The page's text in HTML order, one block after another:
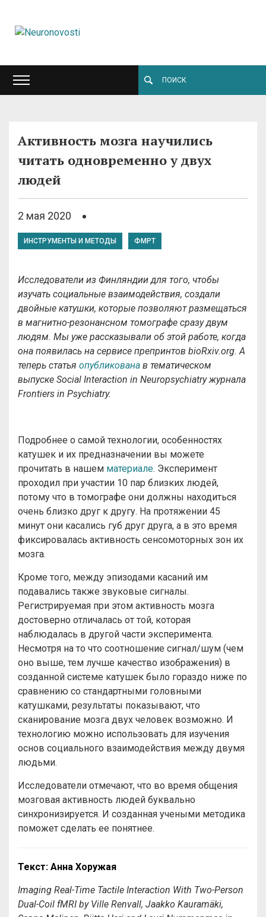
Активность мозга научились
читать одновременно у двух
людей
2 мая 2020
ИНСТРУМЕНТЫ И МЕТОДЫ ФМРТ
Исследователи из Финляндии для того, чтобы
изучать социальные взаимодействия, создали
двойные катушки, которые позволяют размещаться
в магнитно-резонансном томографе сразу двум
людям. Мы уже рассказывали об этой работе, когда
она появилась на сервисе препринтов bioRxiv.org. А
теперь статья опубликована в тематическом
выпуске Social Interaction in Neuropsychiatry журнала
Frontiers in Psychiatry.
Подробнее о самой технологии, особенностях
катушек и их предназначении вы можете
прочитать в нашем материале. Эксперимент
проходил при участии 10 пар близких людей,
потому что в томографе они должны находиться
очень близко друг к другу. На протяжении 45
минут они касались губ друг друга, а в это время
фиксировалась активность сенсомоторных зон их
мозга.
Кроме того, между эпизодами касаний им
подавались также звуковые сигналы.
Регистрируемая при этом активность мозга
достоверно отличалась от той, которая
наблюдалась в другой части эксперимента.
Несмотря на то что соотношение сигнал/шум (чем
оно выше, тем лучше качество изображения) в
созданной системе катушек было гораздо ниже по
сравнению со стандартными головными
катушками, результаты показывают, что
сканирование мозга двух человек возможно. И
технологию можно использовать для изучения
основ социального взаимодействия между двумя
людьми.
Исследователи отмечают, что во время общения
мозговая активность людей буквально
синхронизируется. И созданная учеными методика
поможет сделать ее понятнее.
Текст: Анна Хоружая
Imaging Real-Time Tactile Interaction With Two-Person
Dual-Coil fMRI by Ville Renvall, Jaakko Kauramäki,